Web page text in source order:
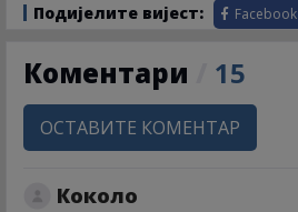
Подијелите вијест: Facebook
Коментари 15
ОСТАВИТЕ КОМЕНТАР
Коколо